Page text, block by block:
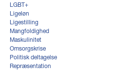
LGBT+
Ligeløn
Ligestilling
Mangfoldighed
Maskulinitet
Omsorgskrise
Politisk deltagelse
Repræsentation